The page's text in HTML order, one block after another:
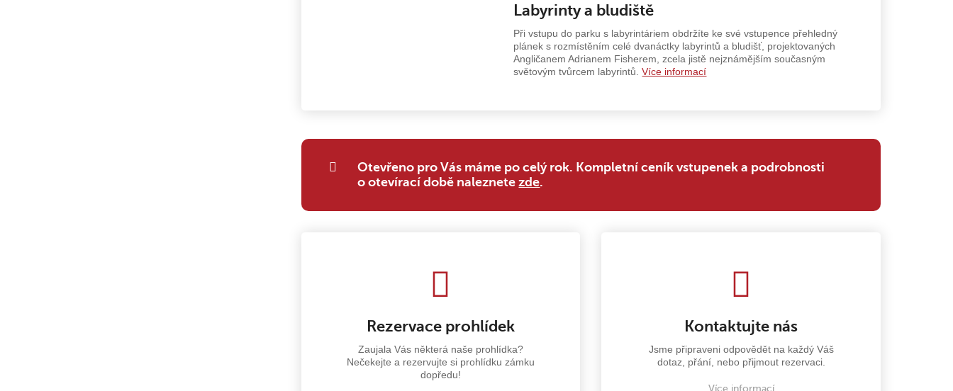
Labyrinty a bludiště
Při vstupu do parku s labyrintáriem obdržíte ke své vstupence přehledný
plánek s rozmístěním celé dvanáctky labyrintů a bludišť, projektovaných
Angličanem Adrianem Fisherem, zcela jistě nejznámějším současným
světovým tvůrcem labyrintů.Více informací
Otevřeno pro Vás máme po celý rok. Kompletní ceník vstupenek a podrobnosti
o otevírací době naleznetezde.
Rezervace prohlídek
Zaujala Vás některá naše prohlídka?
Nečekejte a rezervujte si prohlídku zámku
dopředu!
Kontaktujte nás
Jsme připraveni odpovědět na každý Váš
dotaz, přání, nebo přijmout rezervaci.
Více informací